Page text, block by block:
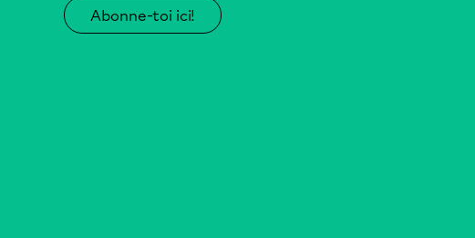
Abonne-toi ici!